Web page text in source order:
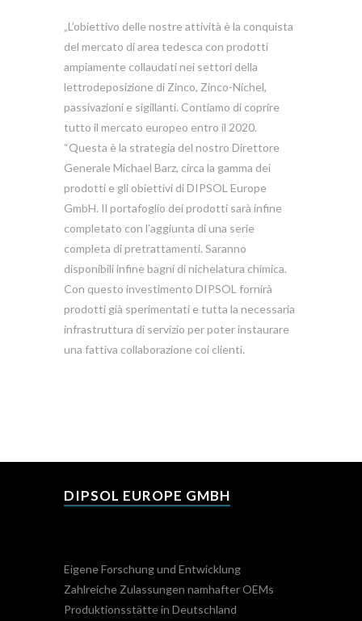
„L’obiettivo delle nostre attività è la conquista
del mercato di area tedesca con prodotti
ampiamente collaudati nei settori della
lettrodeposizione di Zinco, Zinco-Nichel,
passivazioni e sigillanti. Contiamo di coprire
tutto il mercato europeo entro il 2020.
“Questa è la strategia del nostro Direttore
Generale Michael Barz, circa la gamma dei
prodotti e gli obiettivi di DIPSOL Europe
GmbH. Il portafoglio dei prodotti sarà infine
completato con l’aggiunta di una serie
completa di pretrattamenti. Saranno
disponibili infine bagni di nichelatura chimica.
Con questo investimento DIPSOL fornirà
prodotti già sperimentati e tutta la necessaria
infrastruttura di servizio per poter instaurare
una fattiva collaborazione coi clienti.
DIPSOL EUROPE GMBH
Eigene Forschung und Entwicklung
Zahlreiche Zulassungen namhafter OEMs
Produktionsstätte in Deutschland